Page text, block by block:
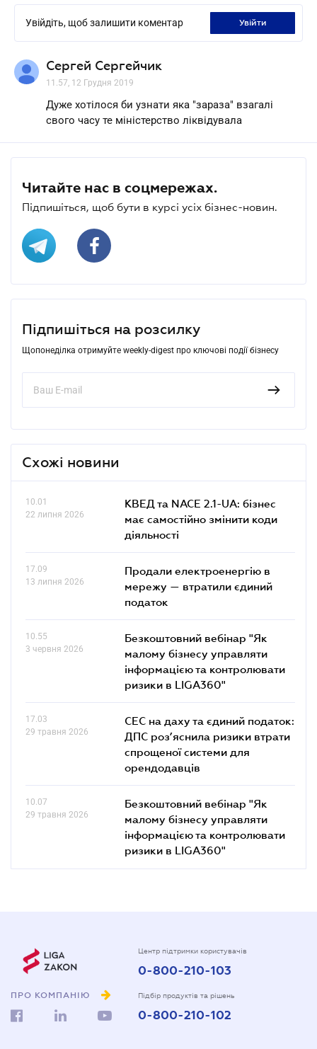
Увійдіть, щоб залишити коментар увійти
Сергей Сергейчик
11.57, 12 Грудня 2019
Дуже хотілося би узнати яка "зараза" взагалі
свого часу те міністерство ліквідувала
Читайте нас в соцмережах.
Підпишіться, щоб бути в курсі усіх бізнес-новин.
Підпишіться на розсилку
Щопонеділка отримуйте weekly-digest про ключові події бізнесу
Схожі новини
10.01
22 липня 2026
КВЕД та NACE 2.1-UA: бізнес
має самостійно змінити коди
діяльності
17.09
13 липня 2026
Продали електроенергію в
мережу — втратили єдиний
податок
10.55
3 червня 2026
Безкоштовний вебінар "Як
малому бізнесу управляти
інформацією та контролювати
ризики в LIGA360"
17.03
29 травня 2026
СЕС на даху та єдиний податок:
ДПС роз’яснила ризики втрати
спрощеної системи для
орендодавців
10.07
29 травня 2026
Безкоштовний вебінар "Як
малому бізнесу управляти
інформацією та контролювати
ризики в LIGA360"
ПРО КОМПАНІЮ
Центр підтримки користувачів
0-800-210-103
Підбір продуктів та рішень
0-800-210-102